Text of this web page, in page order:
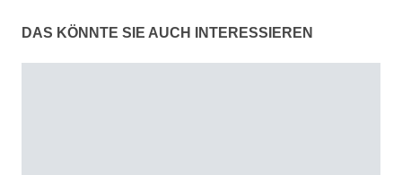
DAS KÖNNTE SIE AUCH INTERESSIEREN